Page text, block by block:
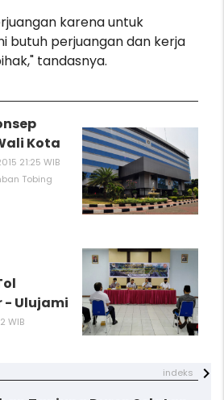
karena untuk
butuh perjuangan dan kerja
tandasnya.
Kota
21:25 WIB
Tobing
- Ulujami
WIB
indeks